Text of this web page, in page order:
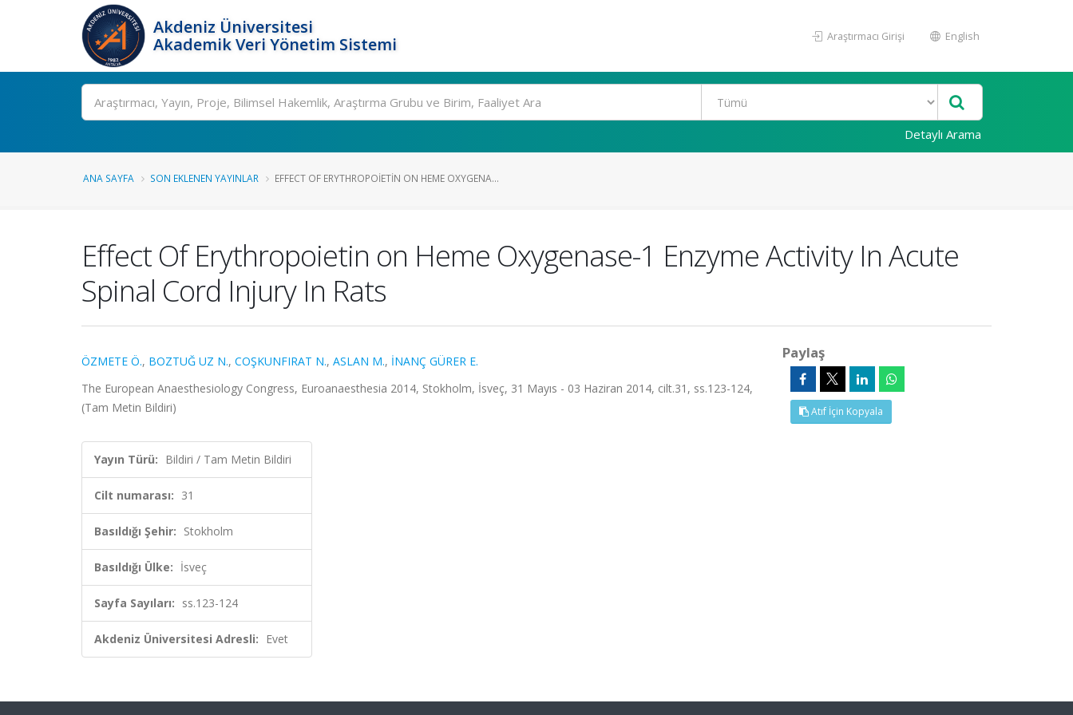
Akdeniz Üniversitesi
Akademik Veri Yönetim Sistemi
Araştırmacı Girişi English
Ara
Detaylı Arama
ANA SAYFA SON EKLENEN YAYINLAR EFFECT OF ERYTHROPOIETIN ON HEME OXYGENA...
Effect Of Erythropoietin on Heme Oxygenase-1 Enzyme Activity In Acute
Spinal Cord Injury In Rats
ÖZMETE Ö., BOZTUĞ UZ N., COŞKUNFIRAT N., ASLAN M., İNANÇ GÜRER E.
The European Anaesthesiology Congress, Euroanaesthesia 2014, Stokholm, İsveç, 31 Mayıs - 03 Haziran 2014, cilt.31, ss.123-124,
(Tam Metin Bildiri)
Yayın Türü: Bildiri / Tam Metin Bildiri
Cilt numarası: 31
Basıldığı Şehir: Stokholm
Basıldığı Ülke: İsveç
Sayfa Sayıları: ss.123-124
Akdeniz Üniversitesi Adresli: Evet
Paylaş
Atıf İçin Kopyala